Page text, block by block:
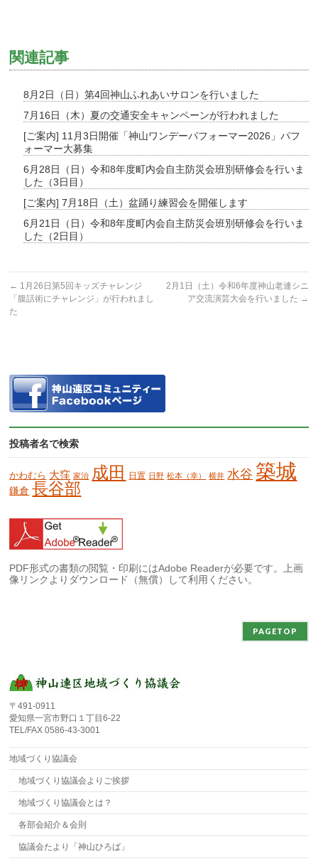
関連記事
8月2日（日）第4回神山ふれあいサロンを行いました
7月16日（木）夏の交通安全キャンペーンが行われました
[ご案内] 11月3日開催「神山ワンデーパフォーマー2026」パフ
ォーマー大募集
6月28日（日）令和8年度町内会自主防災会班別研修会を行いま
した（3日目）
[ご案内] 7月18日（土）盆踊り練習会を開催します
6月21日（日）令和8年度町内会自主防災会班別研修会を行いま
した（2日目）
← 1月26日第5回キッズチャレンジ
「腹話術にチャレンジ」が行われまし
た
2月1日（土）令和6年度神山老連シニ
ア交流演芸大会を行いました →
投稿者名で検索
かわむら 大窪 家治 成田 日置 日野 松本（幸） 横井 水谷 築城
鎌倉 長谷部
PDF形式の書類の閲覧・印刷にはAdobe Readerが必要です。上画
像リンクよりダウンロード（無償）して利用ください。
PAGETOP
〒491-0911
愛知県一宮市野口１丁目6-22
TEL/FAX 0586-43-3001
地域づくり協議会
地域づくり協議会よりご挨拶
地域づくり協議会とは？
各部会紹介＆会則
協議会たより「神山ひろば」